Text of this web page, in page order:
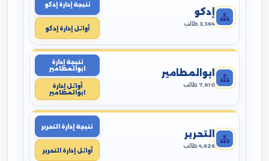
إدكو
3,364 طالب
نتيجة إدارة إدكو
أوائل إدارة إدكو
ابوالمطامير
7,910 طالب
نتيجة إدارة
ابوالمطامير
أوائل إدارة
ابوالمطامير
التحرير
4,626 طالب
نتيجة إدارة التحرير
أوائل إدارة التحرير